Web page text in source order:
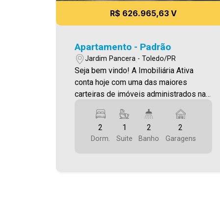
R$ 626.965,63 V
Apartamento - Padrão
Jardim Pancera - Toledo/PR
Seja bem vindo! A Imobiliária Ativa
conta hoje com uma das maiores
carteiras de imóveis administrados na
venda. Confira mais uma de nossas
opções! Apartamento Localizado no
Jardim Pancera. O Imóvel conta com: -
2
Dorm.
1
Suite
2
Banho
2
Garagens